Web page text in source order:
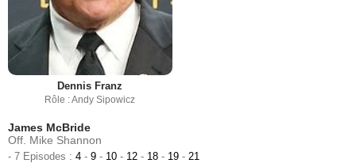
Dennis Franz
Rôle : Andy Sipowicz
James McBride
Off. Mike Shannon
- 7 Episodes : 4 - 9 - 10 - 12 - 18 - 19 - 21